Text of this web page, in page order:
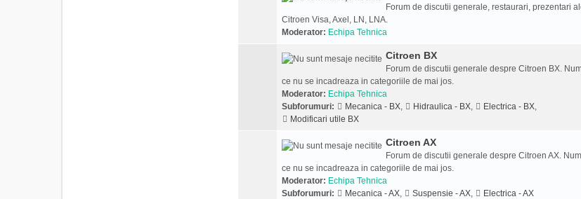
Forum de discutii generale, restaurari, prezentari
Citroen Visa, Axel, LN, LNA.
Moderator: Echipa Tehnica
Citroen BX
Forum de discutii generale despre Citroen BX.
ce nu se incadreaza in categoriile de mai jos.
Moderator: Echipa Tehnica
Subforumuri:
Mecanica - BX, Hidraulica - BX, Electrica - BX,
Modificari utile BX
Citroen AX
Forum de discutii generale despre Citroen AX.
ce nu se incadreaza in categoriile de mai jos.
Moderator: Echipa Tehnica
Subforumuri:
Mecanica - AX, Suspensie - AX, Electrica - AX